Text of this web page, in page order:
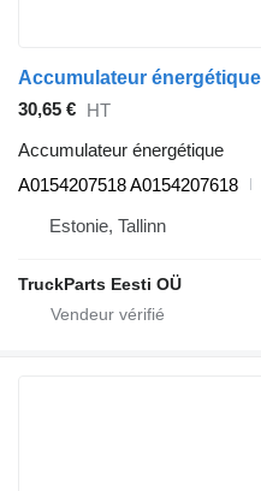
30,65 € HT
Accumulateur énergétique
A0154207518 A0154207618
Estonie, Tallinn
TruckParts Eesti OÜ